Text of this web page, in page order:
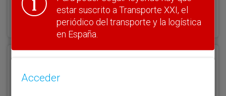
¿Olvidó su clave?
Haga clic aquí para recuperarla.
estar suscrito a Transporte XXI, el
periódico del transporte y la logística
en España.
Acceder